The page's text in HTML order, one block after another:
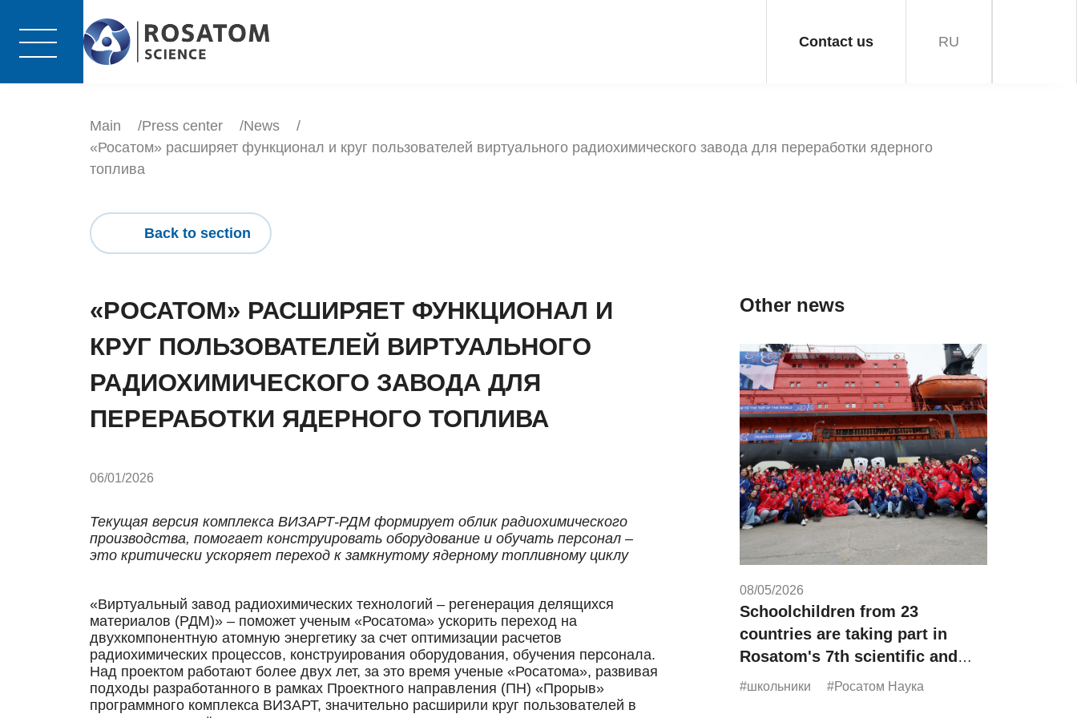
Contact us RU
Main Press center
News
«Росатом» расширяет функционал и круг пользователей виртуального радиохимического завода для переработки ядерного
топлива
Back to section
«РОСАТОМ» РАСШИРЯЕТ ФУНКЦИОНАЛ И
КРУГ ПОЛЬЗОВАТЕЛЕЙ ВИРТУАЛЬНОГО
РАДИОХИМИЧЕСКОГО ЗАВОДА ДЛЯ
ПЕРЕРАБОТКИ ЯДЕРНОГО ТОПЛИВА
06/01/2026
Текущая версия комплекса ВИЗАРТ-РДМ формирует облик радиохимического
производства, помогает конструировать оборудование и обучать персонал –
это критически ускоряет переход к замкнутому ядерному топливному циклу
«Виртуальный завод радиохимических технологий – регенерация делящихся
материалов (РДМ)» – поможет ученым «Росатома» ускорить переход на
двухкомпонентную атомную энергетику за счет оптимизации расчетов
радиохимических процессов, конструирования оборудования, обучения персонала.
Над проектом работают более двух лет, за это время ученые «Росатома», развивая
подходы разработанного в рамках Проектного направления (ПН) «Прорыв»
программного комплекса ВИЗАРТ, значительно расширили круг пользователей в
Other news
08/05/2026
Schoolchildren from 23
countries are taking part in
Rosatom's 7th scientific and
educational expedition,
#школьники #Росатом Наука